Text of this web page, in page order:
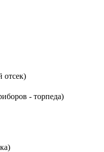
отсек)
- торпеда)